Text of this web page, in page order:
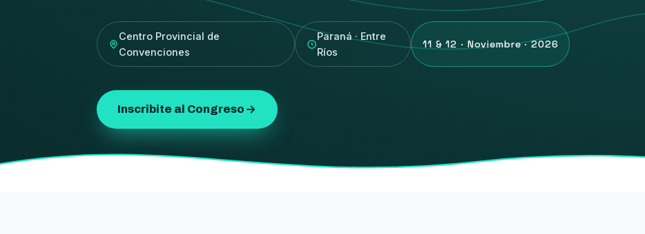
Centro Provincial de
Convenciones
Paraná · Entre
Ríos
11 & 12 · Noviembre · 2026
Inscribite al Congreso